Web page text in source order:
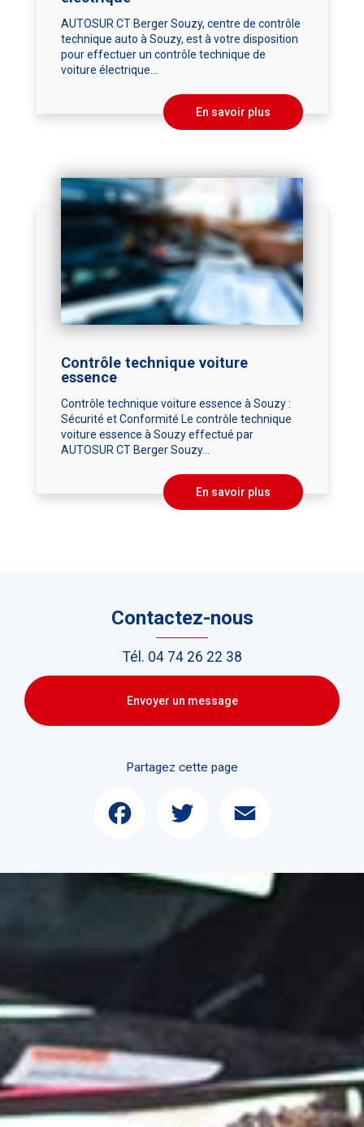
AUTOSUR CT Berger Souzy, centre de contrôle
technique auto à Souzy, est à votre disposition
pour effectuer un contrôle technique de
voiture électrique...
En savoir plus
Contrôle technique voiture
essence
Contrôle technique voiture essence à Souzy :
Sécurité et Conformité Le contrôle technique
voiture essence à Souzy effectué par
AUTOSUR CT Berger Souzy...
En savoir plus
Contactez-nous
Tél. 04 74 26 22 38
Envoyer un message
Partagez cette page